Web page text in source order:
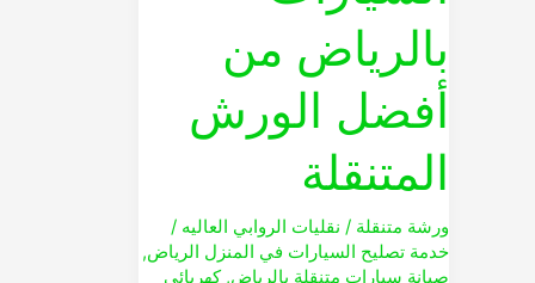
بالرياض من
أفضل الورش
المتنقلة
ورشة متنقلة / نقليات الروابي العاليه /
خدمة تصليح السيارات في المنزل الرياض,
صيانة سيارات متنقلة بالرياض,كهربائي